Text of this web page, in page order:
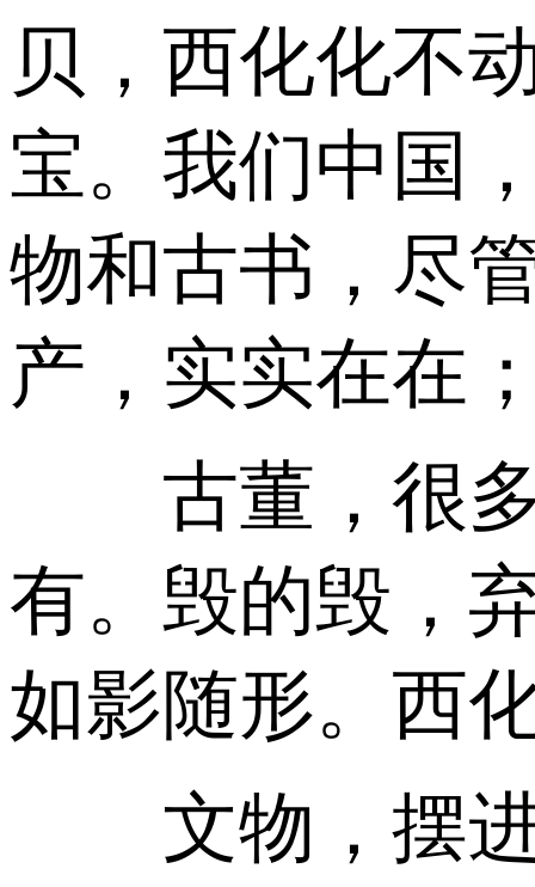
贝，西化化不
宝。我们中国
物和古书，尽
产，实实在在
古董，很多
有。毁的毁，
如影随形。西
文物，摆进